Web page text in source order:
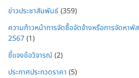
ข่าวประชาสัมพันธ์(359)
ความก้าวหน้าการจัดซื้อจัดจ้างหรือการจัดหา
2567(1)
ชี้แจงข้อวิจารณ์(2)
ประกาศประกวดราคา (5)